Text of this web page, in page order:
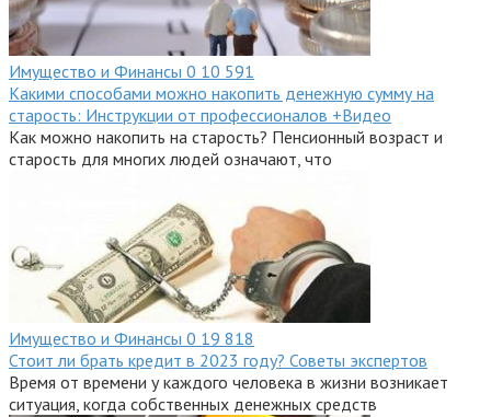
Имущество и Финансы 0 10 591
Какими способами можно накопить денежную сумму на
старость: Инструкции от профессионалов +Видео
Как можно накопить на старость? Пенсионный возраст и
старость для многих людей означают, что
Имущество и Финансы 0 19 818
Стоит ли брать кредит в 2023 году? Советы экспертов
Время от времени у каждого человека в жизни возникает
ситуация, когда собственных денежных средств